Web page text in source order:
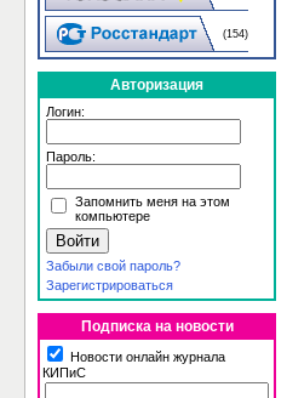
(154)
Авторизация
Логин:
Пароль:
Запомнить меня на этом
компьютере
Забыли свой пароль?
Зарегистрироваться
Подписка на новости
Новости онлайн журнала
КИПиС